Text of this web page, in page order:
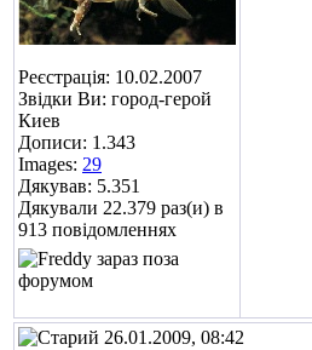
Реєстрація: 10.02.2007
Звідки Ви: город-герой
Киев
Дописи: 1.343
Images: 29
Дякував: 5.351
Дякували 22.379 раз(и) в
913 повідомленнях
26.01.2009, 08:42